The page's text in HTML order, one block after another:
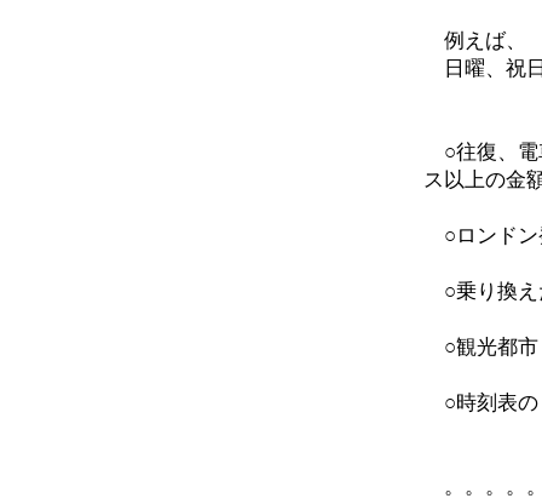
例えば、
日曜、祝
○往復、電
ス以上の金
○ロンド
○乗り換え
○観光都市
○時刻表の
。。。。